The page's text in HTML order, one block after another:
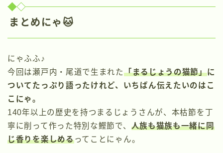
まとめにゃ🐱
にゃふふ♪
今回は瀬戸内・尾道で生まれた「まるじょうの猫節」に
ついてたっぷり語ったけれど、いちばん伝えたいのはこ
こにゃ。
140年以上の歴史を持つまるじょうさんが、本枯節を丁
寧に削って作った特別な鰹節で、 人族も猫族も一緒に同
じ香りを楽しめるってことにゃん。